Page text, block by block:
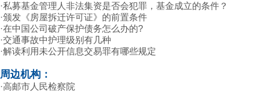
·私募基金管理人非法集资是否会犯罪，基金成立的条件？
·颁发《房屋拆迁许可证》的前置条件
·在中国公司破产保护债务怎么办的?
·交通事故中护理级别有几种
·解读利用未公开信息交易罪有哪些规定
周边机构：
·高邮市人民检察院